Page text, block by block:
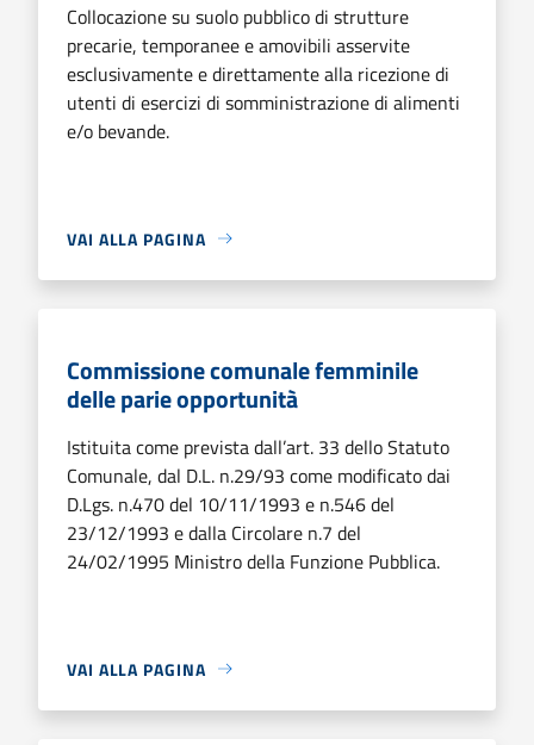
Collocazione su suolo pubblico di strutture
precarie, temporanee e amovibili asservite
esclusivamente e direttamente alla ricezione di
utenti di esercizi di somministrazione di alimenti
e/o bevande.
VAI ALLA PAGINA
Commissione comunale femminile
delle parie opportunità
Istituita come prevista dall’art. 33 dello Statuto
Comunale, dal D.L. n.29/93 come modificato dai
D.Lgs. n.470 del 10/11/1993 e n.546 del
23/12/1993 e dalla Circolare n.7 del
24/02/1995 Ministro della Funzione Pubblica.
VAI ALLA PAGINA